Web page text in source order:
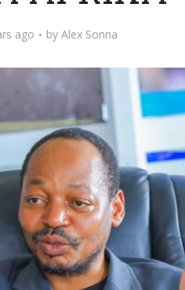
ago by Alex Sonna